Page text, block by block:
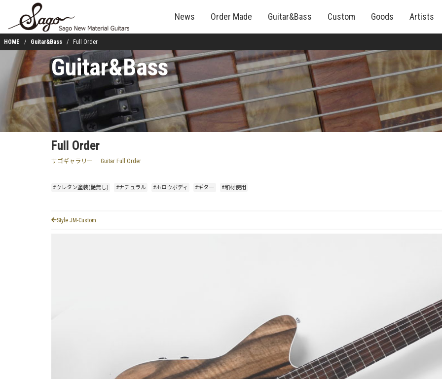
News Order Made Guitar&Bass Custom Goods Artists
HOME Guitar&Bass Full Order
Guitar&Bass
Full Order
サゴギャラリー Guitar Full Order
#ウレタン塗装(艶無し) #ナチュラル #ホロウボディ #ギター #和材使用
Style JM-Custom